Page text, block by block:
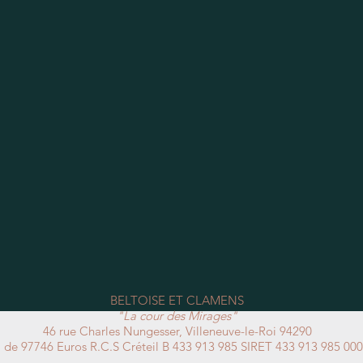
BELTOISE ET CLAMENS
"La cour des Mirages"
46 rue Charles Nungesser, Villeneuve-le-Roi 94290
97746 Euros R.C.S Créteil B 433 913 985 SIRET 433 913 985